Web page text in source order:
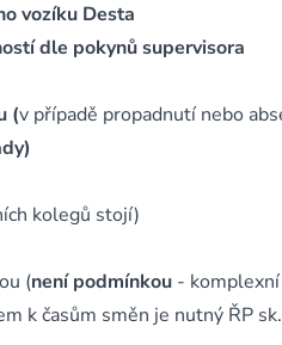
vozíku Desta
dle pokynů supervisora
(v případě propadnutí nebo
kolegů stojí)
(není podmínkou - komplexní
k časům směn je nutný ŘP